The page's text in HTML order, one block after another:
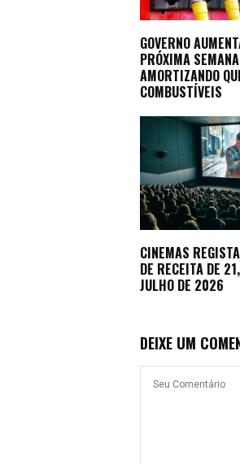
GOVERNO
PRÓXIMA SEMANA
AMORTIZANDO
COMBUSTÍVEIS
CINEMAS
DE RECEITA DE
JULHO DE 2026
DEIXE UM